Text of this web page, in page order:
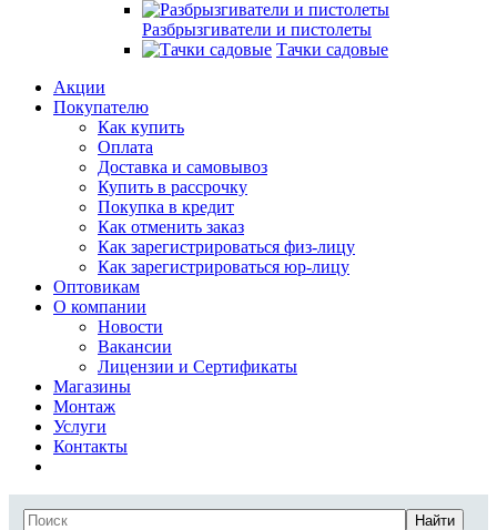
Разбрызгиватели и пистолеты
Тачки садовые
Акции
Покупателю
Как купить
Оплата
Доставка и самовывоз
Купить в рассрочку
Покупка в кредит
Как отменить заказ
Как зарегистрироваться физ-лицу
Как зарегистрироваться юр-лицу
Оптовикам
О компании
Новости
Вакансии
Лицензии и Сертификаты
Магазины
Монтаж
Услуги
Контакты
Найти